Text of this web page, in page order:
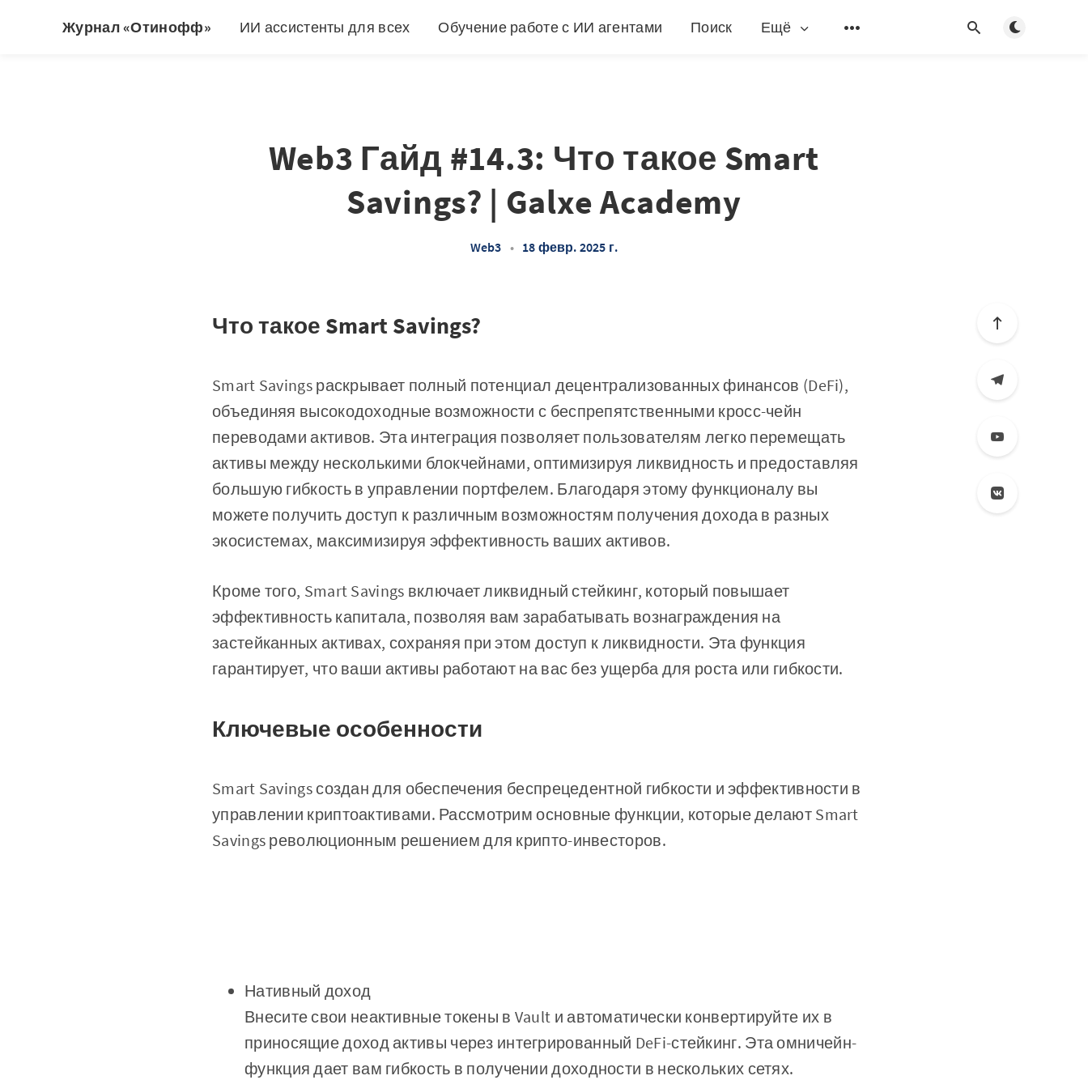
Журнал «Отинофф» ИИ ассистенты для всех Обучение работе с ИИ агентами Поиск Ещё
Web3 Гайд #14.3: Что такое Smart
Savings? | Galxe Academy
Web3 • 18 февр. 2025 г.
Что такое Smart Savings?
Smart Savings раскрывает полный потенциал децентрализованных финансов (DeFi),
объединяя высокодоходные возможности с беспрепятственными кросс-чейн
переводами активов. Эта интеграция позволяет пользователям легко перемещать
активы между несколькими блокчейнами, оптимизируя ликвидность и предоставляя
большую гибкость в управлении портфелем. Благодаря этому функционалу вы
можете получить доступ к различным возможностям получения дохода в разных
экосистемах, максимизируя эффективность ваших активов.
Кроме того, Smart Savings включает ликвидный стейкинг, который повышает
эффективность капитала, позволяя вам зарабатывать вознаграждения на
застейканных активах, сохраняя при этом доступ к ликвидности. Эта функция
гарантирует, что ваши активы работают на вас без ущерба для роста или гибкости.
Ключевые особенности
Smart Savings создан для обеспечения беспрецедентной гибкости и эффективности в
управлении криптоактивами. Рассмотрим основные функции, которые делают Smart
Savings революционным решением для крипто-инвесторов.
Нативный доход
Внесите свои неактивные токены в Vault и автоматически конвертируйте их в
приносящие доход активы через интегрированный DeFi-стейкинг. Эта омничейн-
функция дает вам гибкость в получении доходности в нескольких сетях.